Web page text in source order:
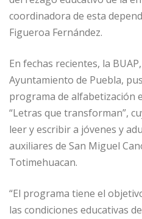
coordinadora de esta
Figueroa Fernández.
En fechas recientes, la
Ayuntamiento de Puebla,
programa de alfabetización
“Letras que transforman”,
leer y escribir a jóvenes y
auxiliares de San Miguel
Totimehuacan.
“El programa tiene el
las condiciones educativas